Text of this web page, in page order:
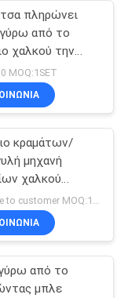
πληρώνει
γύρω από το
χαλκού την
μηχανή με
εμβύθιση
MOQ:1SET
κραμάτων/
μηχανή
χαλκού
για το
40 PC 0,15 -
από το
μπλε